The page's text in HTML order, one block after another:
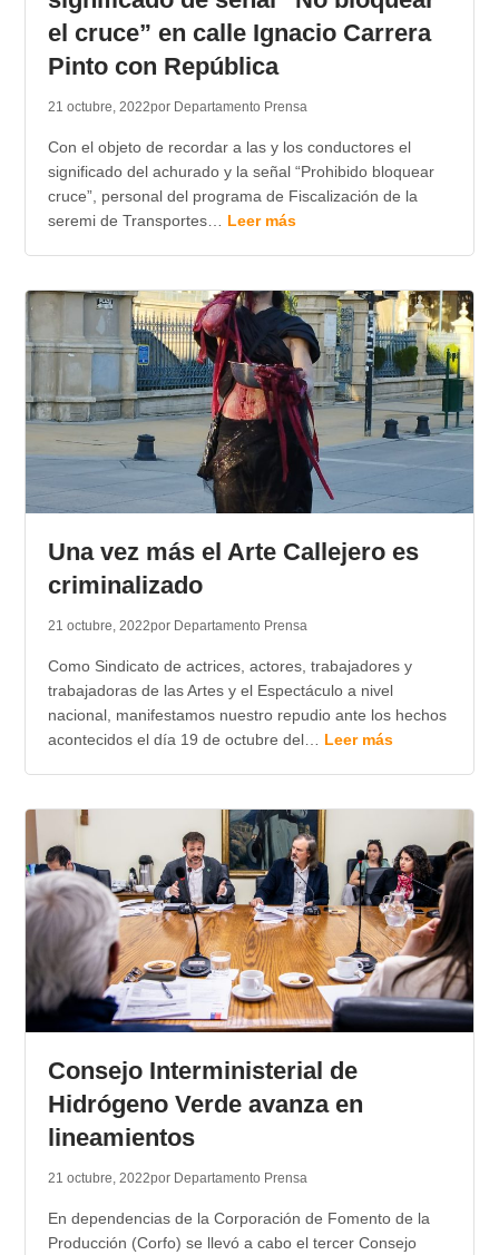
el cruce” en calle Ignacio Carrera
Pinto con República
21 octubre, 2022por Departamento Prensa
Con el objeto de recordar a las y los conductores el
significado del achurado y la señal “Prohibido bloquear
cruce”, personal del programa de Fiscalización de la
seremi de Transportes… Leer más
Una vez más el Arte Callejero es
criminalizado
21 octubre, 2022por Departamento Prensa
Como Sindicato de actrices, actores, trabajadores y
trabajadoras de las Artes y el Espectáculo a nivel
nacional, manifestamos nuestro repudio ante los hechos
acontecidos el día 19 de octubre del… Leer más
Consejo Interministerial de
Hidrógeno Verde avanza en
lineamientos
21 octubre, 2022por Departamento Prensa
En dependencias de la Corporación de Fomento de la
Producción (Corfo) se llevó a cabo el tercer Consejo